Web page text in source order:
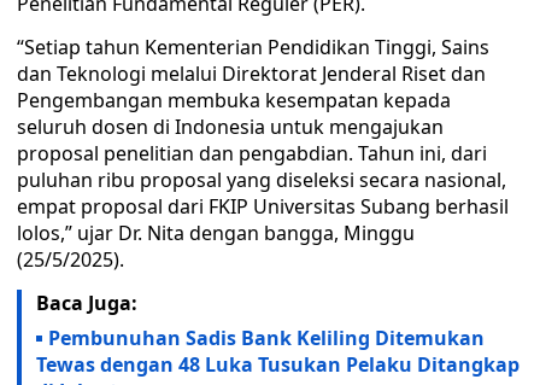
“Setiap tahun Kementerian Pendidikan Tinggi, Sains
dan Teknologi melalui Direktorat Jenderal Riset dan
Pengembangan membuka kesempatan kepada
seluruh dosen di Indonesia untuk mengajukan
proposal penelitian dan pengabdian. Tahun ini, dari
puluhan ribu proposal yang diseleksi secara nasional,
empat proposal dari FKIP Universitas Subang berhasil
lolos,” ujar Dr. Nita dengan bangga, Minggu
(25/5/2025).
Baca Juga:
Pembunuhan Sadis Bank Keliling Ditemukan
Tewas dengan 48 Luka Tusukan Pelaku Ditangkap